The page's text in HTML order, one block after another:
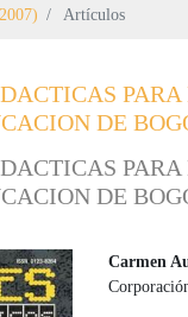
Artículos
DE
DE
Carmen